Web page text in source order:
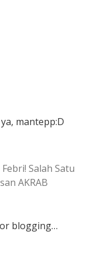
mantepp:D
Salah Satu
AKRAB
blogging…